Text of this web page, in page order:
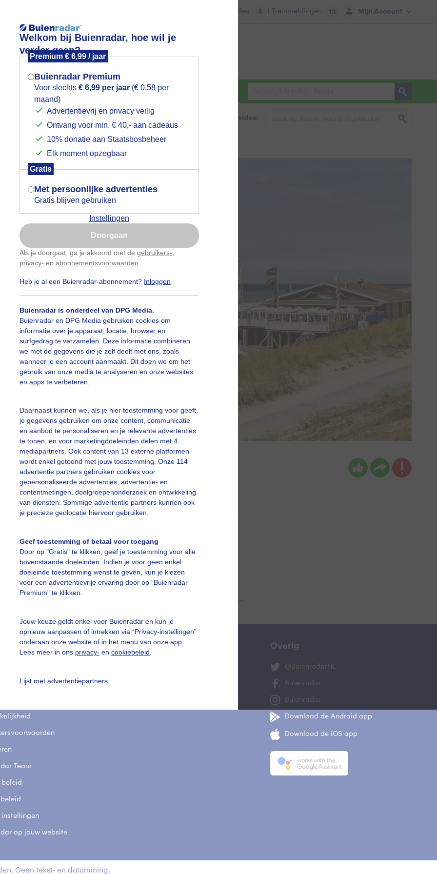
Welkom bij Buienradar, hoe wil je
verder gaan?
Premium € 6,99 / jaar
Buienradar Premium
Voor slechts € 6,99 per jaar (€ 0,58 per
maand)
Advertentievrij en privacy veilig
Ontvang voor min. € 40,- aan cadeaus
10% donatie aan Staatsbosbeheer
Elk moment opzegbaar
Gratis
Met persoonlijke advertenties
Gratis blijven gebruiken
Instellingen
Doorgaan
Als je doorgaat, ga je akkoord met de gebruikers-
privacy- en abonnementsvoorwaarden
Heb je al een Buienradar-abonnement? Inloggen
Buienradar is onderdeel van DPG Media.
Buienradar en DPG Media gebruiken cookies om
informatie over je apparaat, locatie, browser en
surfgedrag te verzamelen. Deze informatie combineren
we met de gegevens die je zelf deelt met ons, zoals
wanneer je een account aanmaakt. Dit doen we om het
gebruik van onze media te analyseren en onze websites
en apps te verbeteren.
Daarnaast kunnen we, als je hier toestemming voor geeft,
je gegevens gebruiken om onze content, communicatie
en aanbod te personaliseren en je relevante advertenties
te tonen, en voor marketingdoeleinden delen met 4
mediapartners. Ook content van 13 externe platformen
wordt enkel getoond met jouw toestemming. Onze 114
advertentie partners gebruiken cookies voor
gepersonaliseerde advertenties, advertentie- en
contentmetingen, doelgroepenonderzoek en ontwikkeling
van diensten. Sommige advertentie partners kunnen ook
je precieze geolocatie hiervoor gebruiken.
Geef toestemming of betaal voor toegang
Door op "Gratis" te klikken, geef je toestemming voor alle
bovenstaande doeleinden. Indien je voor geen enkel
doeleinde toestemming wenst te geven, kun je kiezen
voor een advertentievrije ervaring door op “Buienradar
Premium” te klikken.
Jouw keuze geldt enkel voor Buienradar en kun je
opnieuw aanpassen of intrekken via “Privacy-instellingen”
onderaan onze website of in het menu van onze app.
Lees meer in ons privacy- en cookiebeleid
Lijst met advertentiepartners
Mijn Account
Files 4 | Treinmeldingen 13
Foto en video Weerzine
Zoeken in foto & video:
een matige aflandige wind is het heerlijk strandweer
ria brasser Gemaakt: 09-08-2022, 312x bekeken
Matigaflandigewind Mooiezonovergotendag
vragen
Team
beleid
instellingen
op jouw website
Mijn weer Overig
@BuienradarNL
Buienradar
Buienradar
Download de Android app
Download de iOS app
Geen tekst- en datamining.
Mogen we je locatie gebruiken voor
het weer?
Indien je hier nog geen akkoord op hebt
gegeven, verschijnt er zo een pop-up uit
je browser waarin deze toestemming
gevraagd wordt.
Is goed, toon de popup
Nu niet, misschien later
Gebruik je Safari en wil je niet elke dag deze pop-up
Klikhierom dit aan te passen